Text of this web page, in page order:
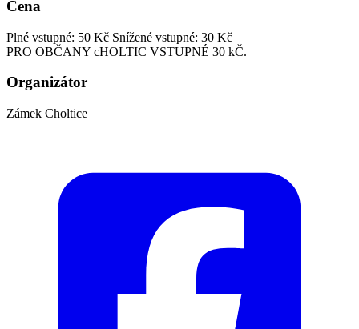
Cena
Plné vstupné: 50 Kč Snížené vstupné: 30 Kč
PRO OBČANY cHOLTIC VSTUPNÉ 30 kČ.
Organizátor
Zámek Choltice